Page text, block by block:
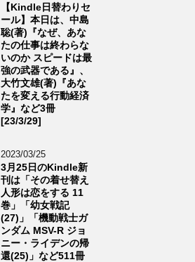
【Kindle日替わりセ
ール】本日は、中島
聡(著)『なぜ、あな
たの仕事は終わらな
いのか スピードは最
強の武器である』、
大竹文雄(著)『あな
たを変える行動経済
学』など3冊
[23/3/29]
2023/03/25
3月25日のKindle新
刊は「その着せ替え
人形は恋をする 11
巻」「幼女戦記
(27)」「機動戦士ガ
ンダム MSV-R ジョ
ニー・ライデンの帰
還(25)」など511冊